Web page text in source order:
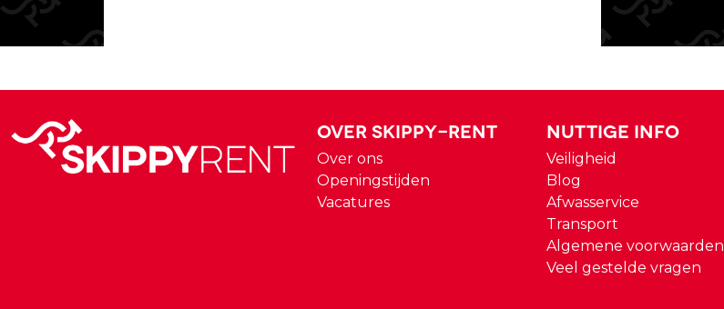
Over Skippy-rent
Over ons
Openingstijden
Vacatures
Nuttige Info
Veiligheid
Blog
Afwasservice
Transport
Algemene voorwaarden
Veel gestelde vragen